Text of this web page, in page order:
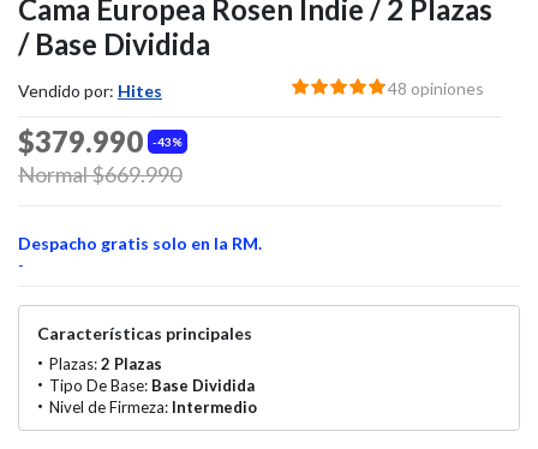
Cama Europea Rosen Indie / 2 Plazas
/ Base Dividida
Vendido por: Hites 48 opiniones
43%
$379.990
Price reduced from
Normal $669.990to
Despacho gratis solo en la RM.
-
Características principales
Plazas:2 Plazas
Tipo De Base: Base Dividida
Nivel de Firmeza: Intermedio